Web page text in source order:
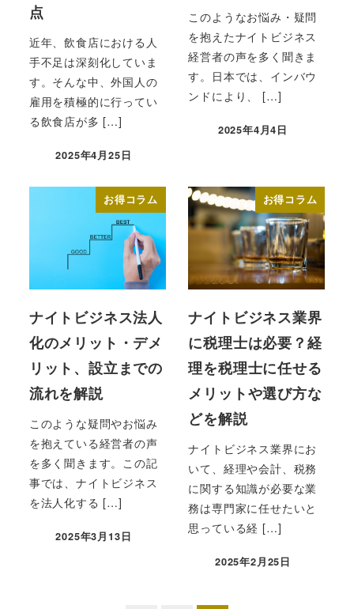
点
近年、飲食店における人
手不足は深刻化していま
す。そんな中、外国人の
雇用を積極的に行ってい
る飲食店が多 […]
投稿日
2025年4月25日
このようなお悩み・疑問
を抱えたナイトビジネス
経営者の声を多く聞きま
す。日本では、インバウ
ンドにより、 […]
投稿日
2025年4月4日
お得コラム
ナイトビジネス法人
化のメリット・デメ
リット、設立までの
流れを解説
このような疑問やお悩み
を抱えている経営者の声
を多く聞きます。この記
事では、ナイトビジネス
を法人化する […]
投稿日
2025年3月13日
お得コラム
ナイトビジネス業界
に税理士は必要？経
理を税理士に任せる
メリットや選び方な
どを解説
ナイトビジネス業界にお
いて、経理や会計、税務
に関する知識が必要な業
務は専門家に任せたいと
思っている経 […]
投稿日
2025年2月25日